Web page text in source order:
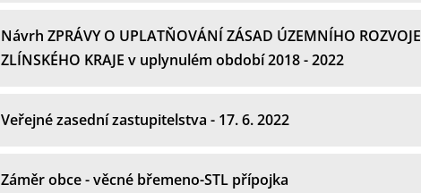
Návrh ZPRÁVY O UPLATŇOVÁNÍ ZÁSAD ÚZEMNÍHO ROZVOJE
ZLÍNSKÉHO KRAJE v uplynulém období 2018 - 2022
Veřejné zasední zastupitelstva - 17. 6. 2022
Záměr obce - věcné břemeno-STL přípojka